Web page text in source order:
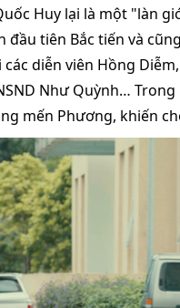
Huy lại là một "làn
đầu tiên Bắc tiến và
các diễn viên Hồng
Như Quỳnh…
mến Phương, khiến